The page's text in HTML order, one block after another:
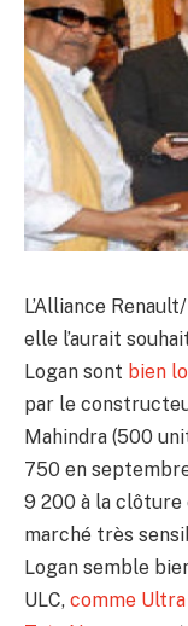
L’Alliance
elle l’aurait
Logan sont bien
par le
Mahindra (500
750 en
9 200 à la clôture
marché très
Logan semble
ULC, comme